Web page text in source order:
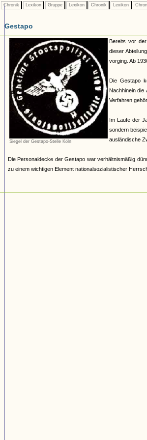
Chronik Lexikon Gruppe Lexikon Chronik Lexikon
Gestapo
Siegel der Gestapo-Stelle Köln
Bereits vor der
dieser
vorging. Ab
Die Gestapo
Nachhinein die
Verfahren
Im Laufe der
sondern
ausländische
Die Personaldecke der Gestapo war verhältnismäßig
zu einem wichtigen Element nationalsozialistischer